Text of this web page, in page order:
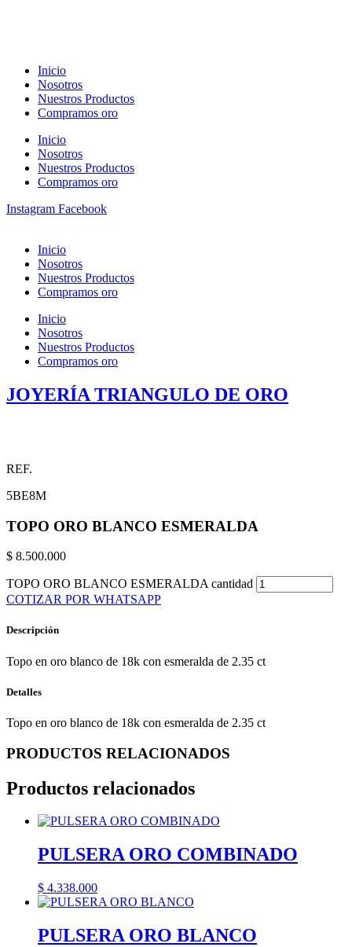
Inicio
Nosotros
Nuestros Productos
Compramos oro
Inicio
Nosotros
Nuestros Productos
Compramos oro
Instagram Facebook
Inicio
Nosotros
Nuestros Productos
Compramos oro
Inicio
Nosotros
Nuestros Productos
Compramos oro
JOYERÍA TRIANGULO DE ORO
REF.
5BE8M
TOPO ORO BLANCO ESMERALDA
$ 8.500.000
TOPO ORO BLANCO ESMERALDA cantidad
COTIZAR POR WHATSAPP
Descripción
Topo en oro blanco de 18k con esmeralda de 2.35 ct
Detalles
Topo en oro blanco de 18k con esmeralda de 2.35 ct
PRODUCTOS RELACIONADOS
Productos relacionados
PULSERA ORO COMBINADO
$ 4.338.000
PULSERA ORO BLANCO